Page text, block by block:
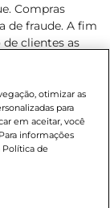
Compras
de fraude. A fim
clientes as
por
para
podendo
a venda
conforme
Criança e do
sem aviso
otimizar as
para
em aceitar, você
informações
Política de